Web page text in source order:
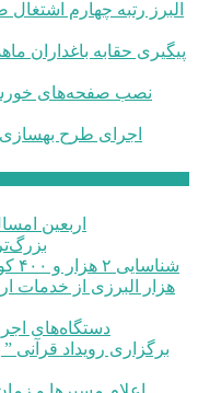
اجرای طرح بهسازی معابر در ۵۵
اربعین
شناسایی ۲ هزار و ۴۰۰ کودک دارای اختلالات بینایی در البرز
دستگاه‌های